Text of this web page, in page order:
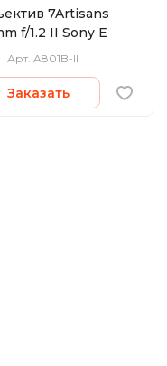
7Artisans
f/1.2 II Sony E
Арт. A801B-II
Заказать